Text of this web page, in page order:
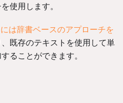
使用します。
は辞書ベースのアプローチを
、既存のテキストを使用して単
ることができます。